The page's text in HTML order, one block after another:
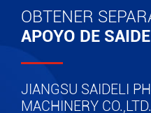
OBTENER
APOYO DE
JIANGSU SAIDELI
MACHINERY CO.,LTD.